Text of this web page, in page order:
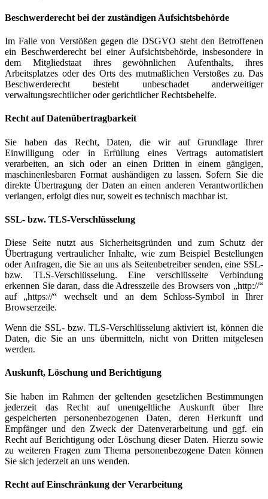
Beschwerde­recht bei der zuständigen Aufsichts­behörde
Im Falle von Verstößen gegen die DSGVO steht den Betroffenen
ein Beschwerderecht bei einer Aufsichtsbehörde, insbesondere in
dem Mitgliedstaat ihres gewöhnlichen Aufenthalts, ihres
Arbeitsplatzes oder des Orts des mutmaßlichen Verstoßes zu. Das
Beschwerderecht besteht unbeschadet anderweitiger
verwaltungsrechtlicher oder gerichtlicher Rechtsbehelfe.
Recht auf Daten­übertrag­barkeit
Sie haben das Recht, Daten, die wir auf Grundlage Ihrer
Einwilligung oder in Erfüllung eines Vertrags automatisiert
verarbeiten, an sich oder an einen Dritten in einem gängigen,
maschinenlesbaren Format aushändigen zu lassen. Sofern Sie die
direkte Übertragung der Daten an einen anderen Verantwortlichen
verlangen, erfolgt dies nur, soweit es technisch machbar ist.
SSL- bzw. TLS-Verschlüsselung
Diese Seite nutzt aus Sicherheitsgründen und zum Schutz der
Übertragung vertraulicher Inhalte, wie zum Beispiel Bestellungen
oder Anfragen, die Sie an uns als Seitenbetreiber senden, eine SSL-
bzw. TLS-Verschlüsselung. Eine verschlüsselte Verbindung
erkennen Sie daran, dass die Adresszeile des Browsers von „http://“
auf „https://“ wechselt und an dem Schloss-Symbol in Ihrer
Browserzeile.
Wenn die SSL- bzw. TLS-Verschlüsselung aktiviert ist, können die
Daten, die Sie an uns übermitteln, nicht von Dritten mitgelesen
werden.
Auskunft, Löschung und Berichtigung
Sie haben im Rahmen der geltenden gesetzlichen Bestimmungen
jederzeit das Recht auf unentgeltliche Auskunft über Ihre
gespeicherten personenbezogenen Daten, deren Herkunft und
Empfänger und den Zweck der Datenverarbeitung und ggf. ein
Recht auf Berichtigung oder Löschung dieser Daten. Hierzu sowie
zu weiteren Fragen zum Thema personenbezogene Daten können
Sie sich jederzeit an uns wenden.
Recht auf Einschränkung der Verarbeitung